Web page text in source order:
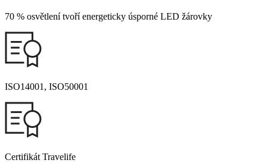
70 % osvětlení tvoří energeticky úsporné LED žárovky
ISO14001, ISO50001
Certifikát Travelife